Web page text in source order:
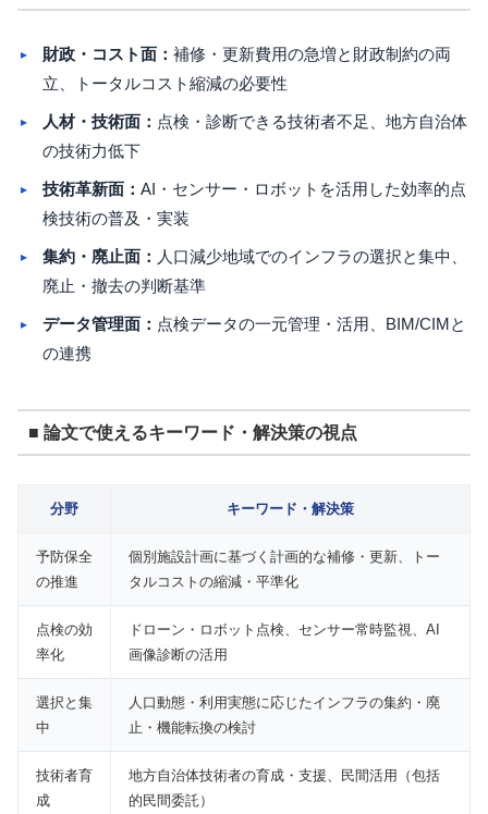
財政・コスト面： 補修・更新費用の急増と財政制約の両
立、トータルコスト縮減の必要性
人材・技術面： 点検・診断できる技術者不足、地方自治体
の技術力低下
技術革新面： AI・センサー・ロボットを活用した効率的点
検技術の普及・実装
集約・廃止面： 人口減少地域でのインフラの選択と集中、
廃止・撤去の判断基準
データ管理面： 点検データの一元管理・活用、BIM/CIMと
の連携
■ 論文で使えるキーワード・解決策の視点
分野 キーワード・解決策
予防保全
の推進
個別施設計画に基づく計画的な補修・更新、トー
タルコストの縮減・平準化
点検の効
率化
ドローン・ロボット点検、センサー常時監視、AI
画像診断の活用
選択と集
中
人口動態・利用実態に応じたインフラの集約・廃
止・機能転換の検討
技術者育
成
地方自治体技術者の育成・支援、民間活用（包括
的民間委託）